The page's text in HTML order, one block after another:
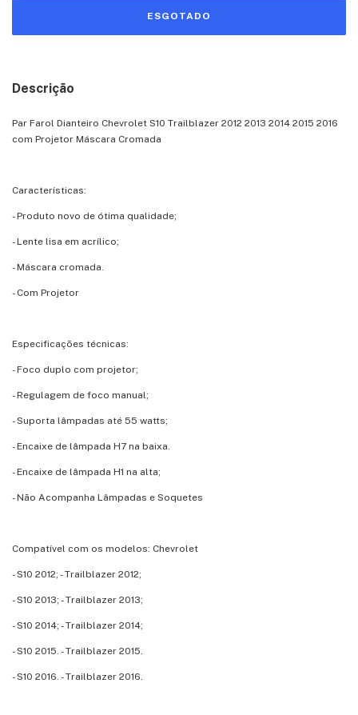
Descrição
Par Farol Dianteiro Chevrolet S10 Trailblazer 2012 2013 2014 2015 2016
com Projetor Máscara Cromada
Características:
- Produto novo de ótima qualidade;
- Lente lisa em acrílico;
- Máscara cromada.
- Com Projetor
Especificações técnicas:
- Foco duplo com projetor;
- Regulagem de foco manual;
- Suporta lâmpadas até 55 watts;
- Encaixe de lâmpada H7 na baixa.
- Encaixe de lâmpada H1 na alta;
- Não Acompanha Lâmpadas e Soquetes
Compatível com os modelos: Chevrolet
- S10 2012; - Trailblazer 2012;
- S10 2013; - Trailblazer 2013;
- S10 2014; - Trailblazer 2014;
- S10 2015. - Trailblazer 2015.
- S10 2016. - Trailblazer 2016.